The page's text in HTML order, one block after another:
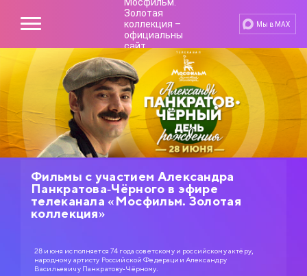
Мы в MAX
Фильмы с участием Александра
Панкратова-Чёрного в эфире
телеканала «Мосфильм. Золотая
коллекция»
28 июня исполняется 74 года советскому и российскому актёру,
народному артисту Российской Федерации Александру
Васильевичу Панкратову-Чёрному.